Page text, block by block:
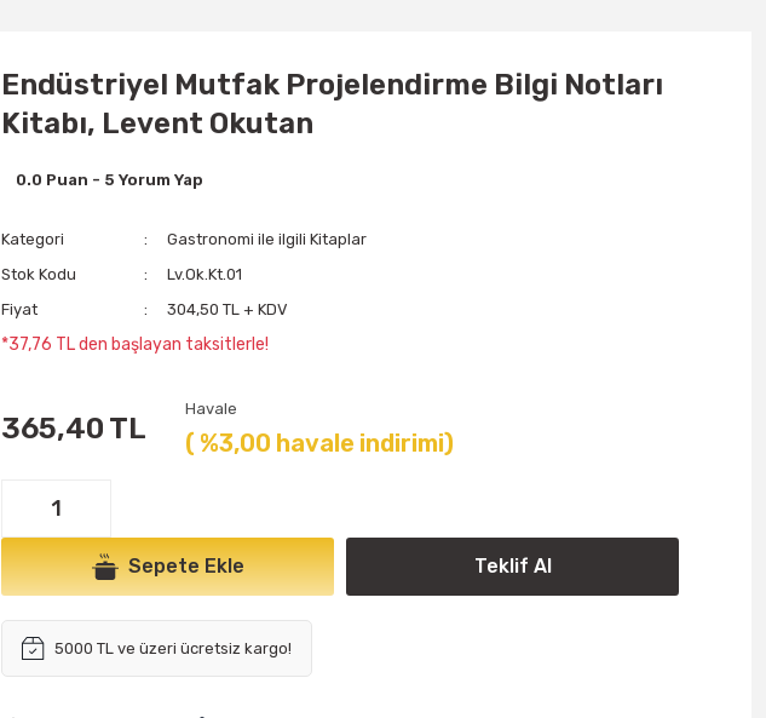
Endüstriyel Mutfak Projelendirme Bilgi Notları
Kitabı, Levent Okutan
0.0 Puan - 5 Yorum Yap
Kategori
Gastronomi ile ilgili Kitaplar
Stok Kodu
Lv.Ok.Kt.01
Fiyat
304,50 TL + KDV
*37,76 TL den başlayan taksitlerle!
365,40 TL
Havale
( %3,00 havale indirimi)
Sepete Ekle Teklif Al
5000 TL ve üzeri ücretsiz kargo!